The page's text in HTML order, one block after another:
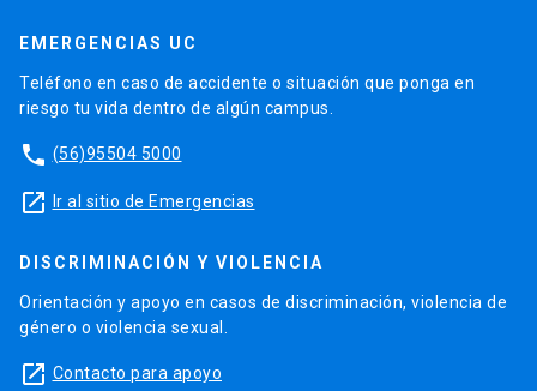
EMERGENCIAS UC
Teléfono en caso de accidente o situación que ponga en
riesgo tu vida dentro de algún campus.
phone (56)95504 5000
launch Ir al sitio de Emergencias
DISCRIMINACIÓN Y VIOLENCIA
Orientación y apoyo en casos de discriminación, violencia de
género o violencia sexual.
launch Contacto para apoyo